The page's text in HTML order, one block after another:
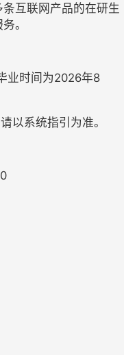
互联网产品的在研生
。
业时间为2026年8
以系统指引为准。